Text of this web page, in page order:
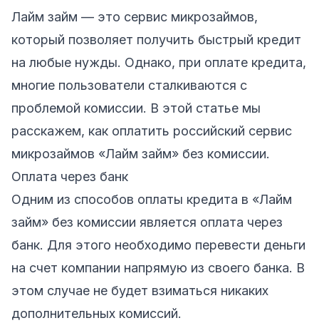
Лайм займ — это сервис микрозаймов,
который позволяет получить быстрый кредит
на любые нужды. Однако, при оплате кредита,
многие пользователи сталкиваются с
проблемой комиссии. В этой статье мы
расскажем, как оплатить российский сервис
микрозаймов «Лайм займ» без комиссии.
Оплата через банк
Одним из способов оплаты кредита в «Лайм
займ» без комиссии является оплата через
банк. Для этого необходимо перевести деньги
на счет компании напрямую из своего банка. В
этом случае не будет взиматься никаких
дополнительных комиссий.